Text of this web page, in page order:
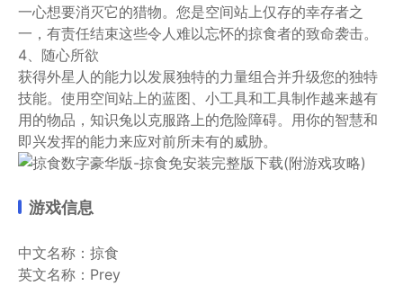
一心想要消灭它的猎物。您是空间站上仅存的幸存者之
一，有责任结束这些令人难以忘怀的掠食者的致命袭击。
4、随心所欲
获得外星人的能力以发展独特的力量组合并升级您的独特
技能。使用空间站上的蓝图、小工具和工具制作越来越有
用的物品，知识兔以克服路上的危险障碍。用你的智慧和
即兴发挥的能力来应对前所未有的威胁。
游戏信息
中文名称：掠食
英文名称：Prey